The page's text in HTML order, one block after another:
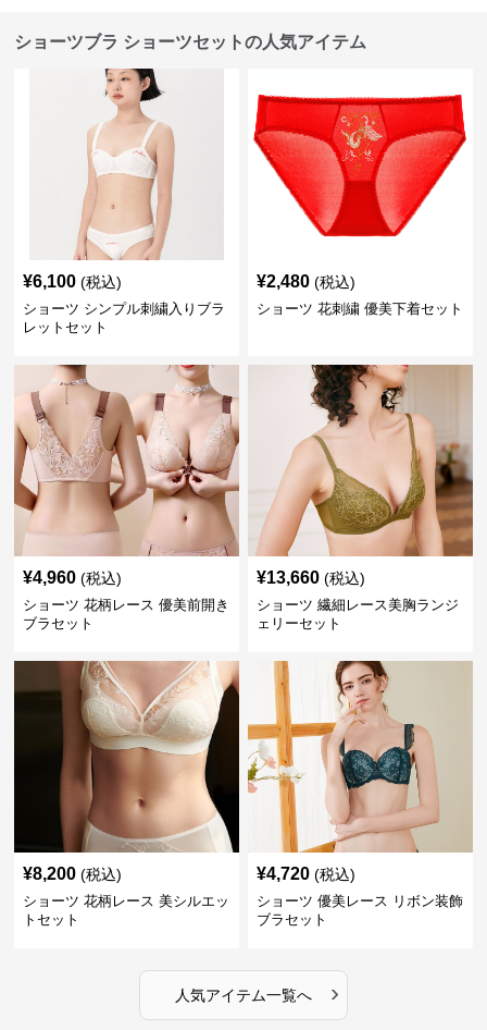
ショーツブラ ショーツセットの人気アイテム
¥6,100 (税込)
ショーツ シンプル刺繍入りブラ
レットセット
¥2,480 (税込)
ショーツ 花刺繍 優美下着セット
¥4,960 (税込)
ショーツ 花柄レース 優美前開き
ブラセット
¥13,660 (税込)
ショーツ 繊細レース美胸ランジ
ェリーセット
¥8,200 (税込)
ショーツ 花柄レース 美シルエッ
トセット
¥4,720 (税込)
ショーツ 優美レース リボン装飾
ブラセット
人気アイテム一覧へ ›